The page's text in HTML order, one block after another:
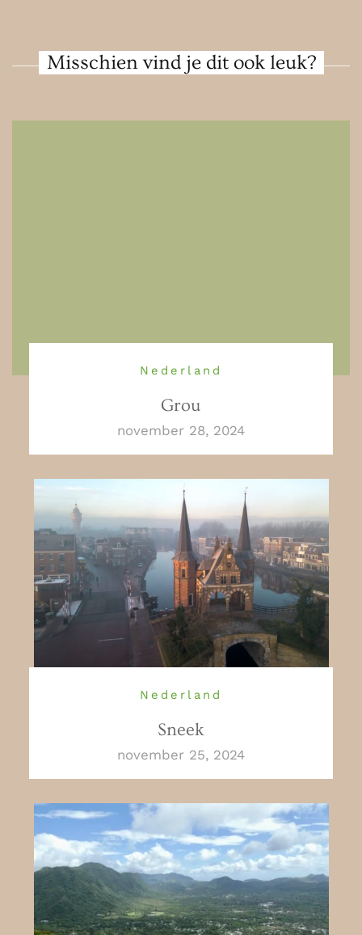
Misschien vind je dit ook leuk?
Nederland
Grou
november 28, 2024
Nederland
Sneek
november 25, 2024